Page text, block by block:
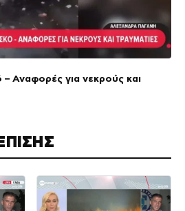
Αναφορές για νεκρούς και